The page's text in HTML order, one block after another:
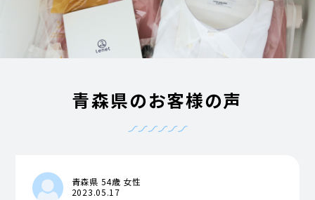
青森県のお客様の声
青森県 54歳 女性
2023.05.17